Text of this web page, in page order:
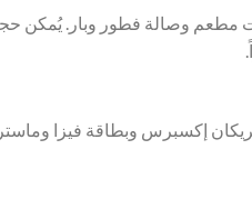
مطعم وصالة فطور وبار. يُمكن
إكسبرس وبطاقة فيزا